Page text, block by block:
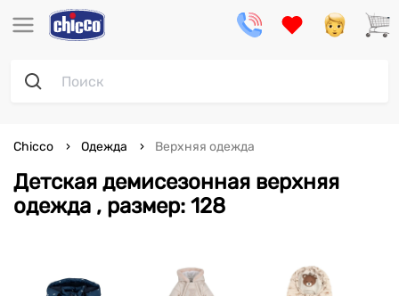
Детская демисезонная верхняя
одежда , размер: 128
Chicco Одежда Верхняя одежда